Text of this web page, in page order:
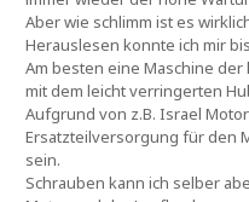
Aber wie schlimm ist es
Herauslesen konnte ich mir
Am besten eine Maschine
mit dem leicht verringerten
Aufgrund von z.B. Israel
Ersatzteilversorgung für den
sein.
Schrauben kann ich selber